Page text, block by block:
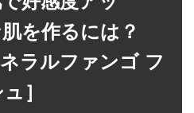
を作るには？
ラルファンゴ フ
］